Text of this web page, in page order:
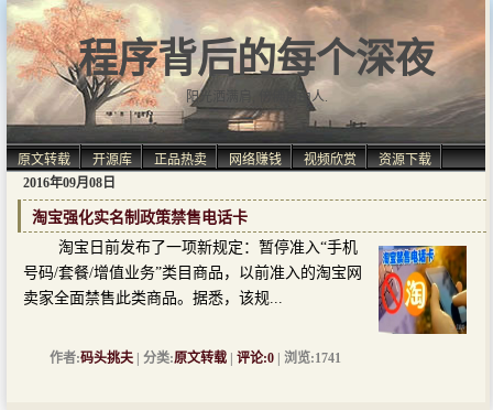
程序背后的每个深夜
阳光洒满肩, 仿佛自由人.
原文转载 开源库 正品热卖 网络赚钱 视频欣赏
资源下载
2016年09月08日
淘宝强化实名制政策禁售电话卡
淘宝日前发布了一项新规定：暂停准入“手机
号码/套餐/增值业务”类目商品，以前准入的淘宝网
卖家全面禁售此类商品。据悉，该规...
作者:码头挑夫 | 分类:原文转载 评论:0 | 浏览:1741